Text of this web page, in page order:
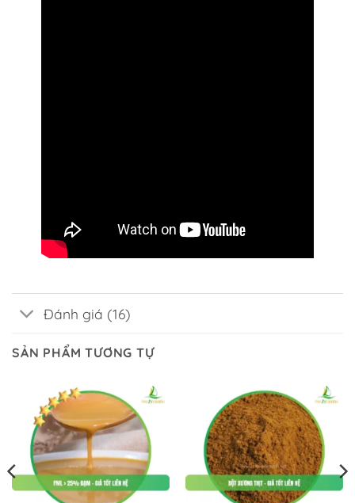
Đánh giá (16)
SẢN PHẨM TƯƠNG TỰ